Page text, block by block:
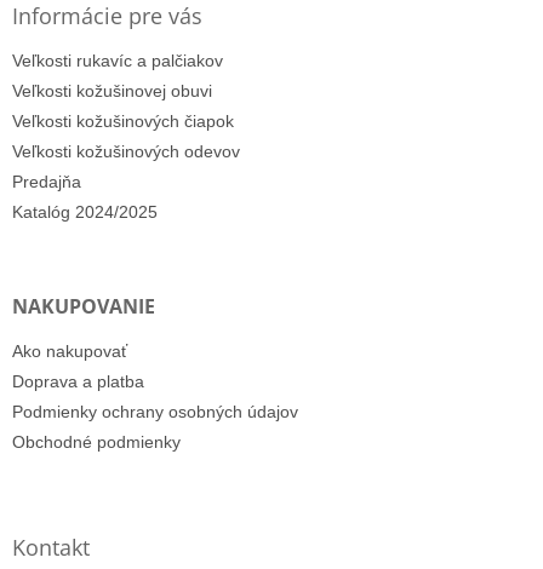
Informácie pre vás
Veľkosti rukavíc a palčiakov
Veľkosti kožušinovej obuvi
Veľkosti kožušinových čiapok
Veľkosti kožušinových odevov
Predajňa
Katalóg 2024/2025
NAKUPOVANIE
Ako nakupovať
Doprava a platba
Podmienky ochrany osobných údajov
Obchodné podmienky
Kontakt